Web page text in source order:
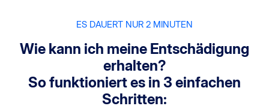
ES DAUERT NUR 2 MINUTEN
Wie kann ich meine Entschädigung
erhalten?
So funktioniert es in 3 einfachen
Schritten: